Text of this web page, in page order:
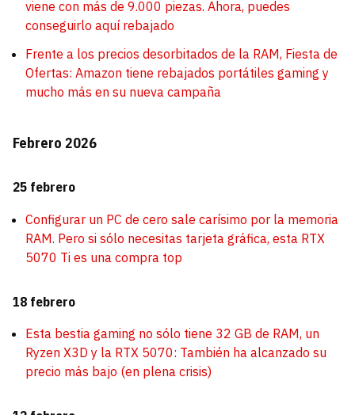
viene con más de 9.000 piezas. Ahora, puedes
conseguirlo aquí rebajado
Frente a los precios desorbitados de la RAM, Fiesta de
Ofertas: Amazon tiene rebajados portátiles gaming y
mucho más en su nueva campaña
Febrero 2026
25 febrero
Configurar un PC de cero sale carísimo por la memoria
RAM. Pero si sólo necesitas tarjeta gráfica, esta RTX
5070 Ti es una compra top
18 febrero
Esta bestia gaming no sólo tiene 32 GB de RAM, un
Ryzen X3D y la RTX 5070: También ha alcanzado su
precio más bajo (en plena crisis)